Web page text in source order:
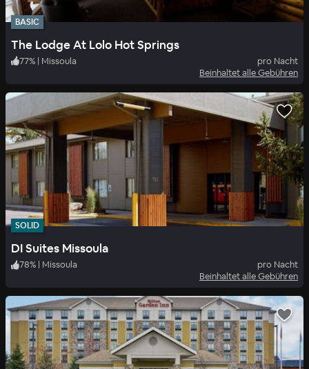
BASIC
The Lodge At Lolo Hot Springs
77% | Missoula
pro Nacht
Beinhaltet alle Gebühren
SOLID
DI Suites Missoula
78% Missoula
pro Nacht
Beinhaltet alle Gebühren